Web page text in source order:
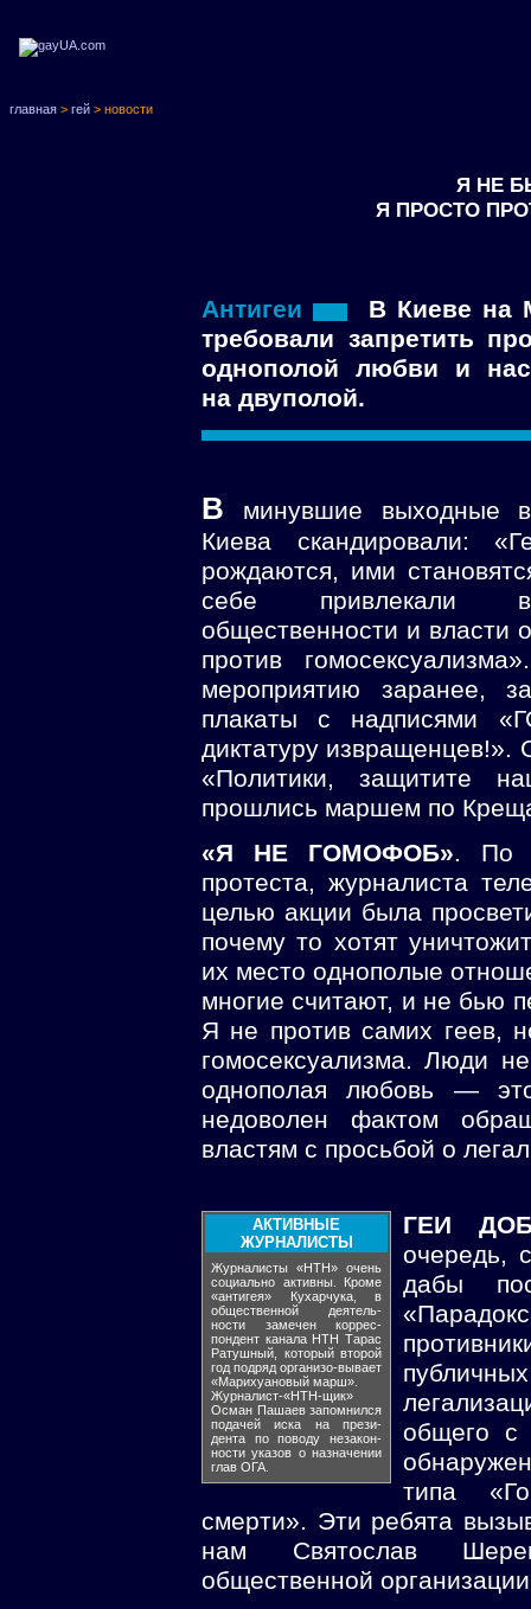
главная > гей > новости
Я НЕ
Я ПРОСТО
Антигеи
В Киеве на
требовали запретить
однополой любви и
на двуполой.
В минувшие выходные
Киева скандировали:
рождаются, ими
себе привлекали
общественности и власти
против
мероприятию заранее,
плакаты с надписями
диктатуру извращенцев!».
«Политики, защитите
прошлись маршем по
«Я НЕ ГОМОФОБ». По
протеста, журналиста
целью акции была
почему то хотят
их место однополые
многие считают, и не бью
Я не против самих геев,
гомосексуализма. Люди
однополая любовь —
недоволен фактом
властям с просьбой о
АКТИВНЫЕ
ЖУРНАЛИСТЫ
Журналисты «НТН» очень
социально активны. Кроме
«антигея» Кухарчука, в
общественной деятель-
ности замечен коррес-
пондент канала НТН Тарас
Ратушный, который второй
год подряд организо-вывает
«Марихуановый марш».
Журналист-«НТН-щик»
Осман Пашаев запомнился
подачей иска на прези-
дента по поводу незакон-
ности указов о назначении
глав ОГА.
ГЕИ
очередь,
дабы
общего с
типа
смерти». Эти ребята
нам Святослав
общественной